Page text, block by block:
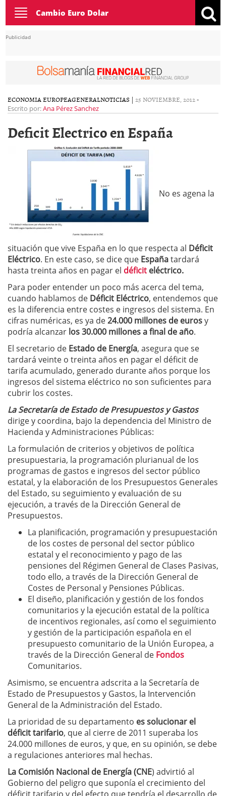
Toggle
navigation
Cambio Euro Dolar
Publicidad
ECONOMIA EUROPEAGENERALNOTICIAS | 25 NOVIEMBRE, 2012-
Escrito por:Ana Pérez Sanchez
Deficit Electrico en España
No es agena la
situación que vive España en lo que respecta al Déficit
Eléctrico. En este caso, se dice que Españatardará
hasta treinta años en pagar el déficit eléctrico.
Para poder entender un poco más acerca del tema,
cuando hablamos de Déficit Eléctrico, entendemos que
es la diferencia entre costes e ingresos del sistema. En
cifras numéricas, es ya de24.000 millones de eurosy
podría alcanzar los 30.000 millones a final de año.
El secretario de Estado de Energía, asegura que se
tardará veinte o treinta años en pagar el déficit de
tarifa acumulado, generado durante años porque los
ingresos del sistema eléctrico no son suficientes para
cubrir los costes.
La Secretaría de Estado de Presupuestos y Gastos
dirige y coordina, bajo la dependencia del Ministro de
Hacienda y Administraciones Públicas:
La formulación de criterios y objetivos de política
presupuestaria, la programación plurianual de los
programas de gastos e ingresos del sector público
estatal, y la elaboración de los Presupuestos Generales
del Estado, su seguimiento y evaluación de su
ejecución, a través de la Dirección General de
Presupuestos.
La planificación, programación y presupuestación
de los costes de personal del sector público
estatal y el reconocimiento y pago de las
pensiones del Régimen General de Clases Pasivas,
todo ello, a través de la Dirección General de
Costes de Personal y Pensiones Públicas.
El diseño, planificación y gestión de los fondos
comunitarios y la ejecución estatal de la política
de incentivos regionales, así como el seguimiento
y gestión de la participación española en el
presupuesto comunitario de la Unión Europea, a
través de la Dirección General de Fondos
Comunitarios.
Asimismo, se encuentra adscrita a la Secretaría de
Estado de Presupuestos y Gastos, la Intervención
General de la Administración del Estado.
La prioridad de su departamento es solucionar el
déficit tarifario, que al cierre de 2011 superaba los
24.000 millones de euros, y que, en su opinión, se debe
a regulaciones anteriores mal hechas.
La Comisión Nacional de Energía (CNE) advirtió al
Gobierno del peligro que suponía el crecimiento del